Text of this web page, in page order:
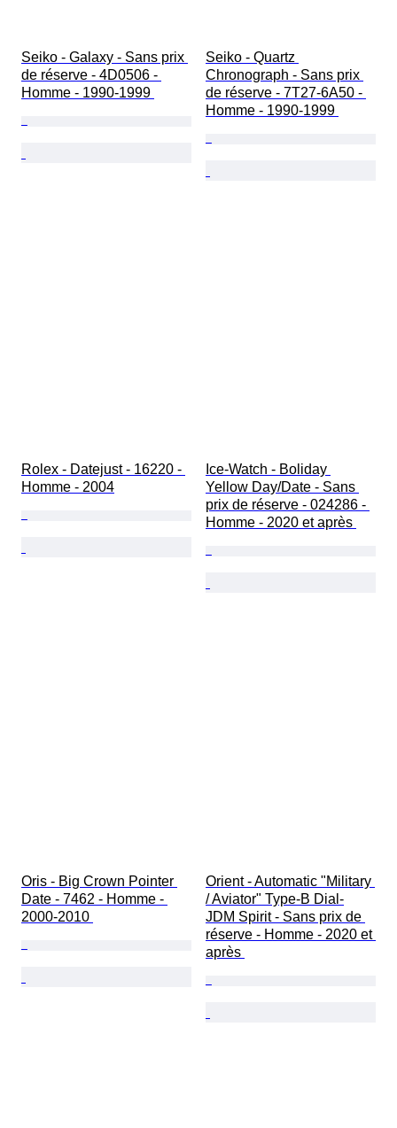
Seiko - Galaxy - Sans prix
de réserve - 4D0506 -
Homme - 1990-1999
Seiko - Quartz
Chronograph - Sans prix
de réserve - 7T27-6A50 -
Homme - 1990-1999
Rolex - Datejust - 16220 -
Homme - 2004
Ice-Watch - Boliday
Yellow Day/Date - Sans
prix de réserve - 024286 -
Homme - 2020 et après
Oris - Big Crown Pointer
Date - 7462 - Homme -
2000-2010
Orient - Automatic "Military
/ Aviator" Type-B Dial-
JDM Spirit - Sans prix de
réserve - Homme - 2020 et
après